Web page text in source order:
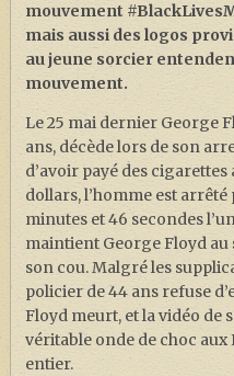
CULTURE
PODCASTS
LES GRANDS ARTICLES DE LA
DOSSIERS
JEUX
mouvement
mais aussi des logos
au jeune sorcier
mouvement.
Le 25 mai dernier George
ans, décède lors de son
d’avoir payé des
dollars, l’homme est
minutes et 46 secondes
maintient George Floyd au
son cou. Malgré les
policier de 44 ans refuse
Floyd meurt, et la vidéo de
véritable onde de choc aux
entier.